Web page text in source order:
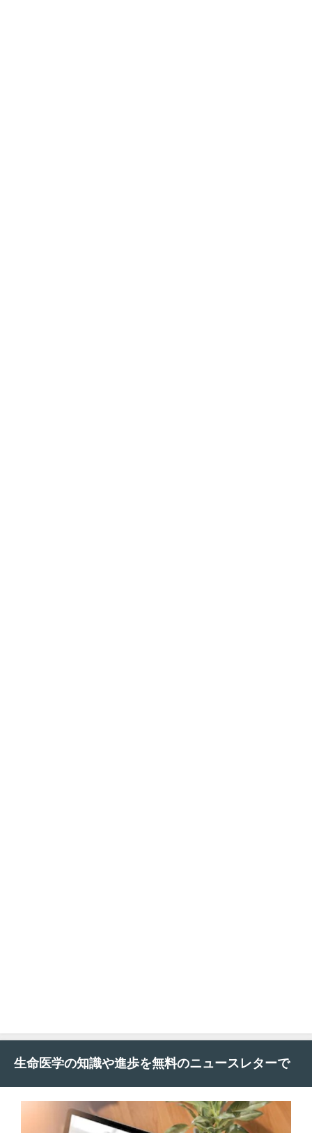
生命医学の知識や進歩を無料のニュースレターで